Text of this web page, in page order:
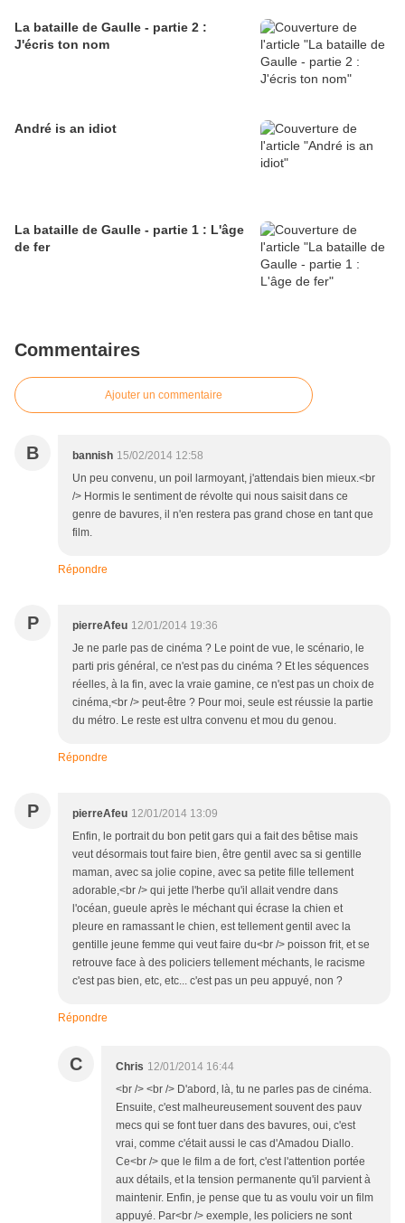
La bataille de Gaulle - partie 2 :
J'écris ton nom
André is an idiot
La bataille de Gaulle - partie 1 : L'âge
de fer
Commentaires
Ajouter un commentaire
B bannish 15/02/2014 12:58
Un peu convenu, un poil larmoyant, j'attendais bien mieux.<br
/> Hormis le sentiment de révolte qui nous saisit dans ce
genre de bavures, il n'en restera pas grand chose en tant que
film.
Répondre
P pierreAfeu 12/01/2014 19:36
Je ne parle pas de cinéma ? Le point de vue, le scénario, le
parti pris général, ce n'est pas du cinéma ? Et les séquences
réelles, à la fin, avec la vraie gamine, ce n'est pas un choix de
cinéma,<br /> peut-être ? Pour moi, seule est réussie la partie
du métro. Le reste est ultra convenu et mou du genou.
Répondre
P pierreAfeu 12/01/2014 13:09
Enfin, le portrait du bon petit gars qui a fait des bêtise mais
veut désormais tout faire bien, être gentil avec sa si gentille
maman, avec sa jolie copine, avec sa petite fille tellement
adorable,<br /> qui jette l'herbe qu'il allait vendre dans
l'océan, gueule après le méchant qui écrase la chien et
pleure en ramassant le chien, est tellement gentil avec la
gentille jeune femme qui veut faire du<br /> poisson frit, et se
retrouve face à des policiers tellement méchants, le racisme
c'est pas bien, etc, etc... c'est pas un peu appuyé, non ?
Répondre
C Chris 12/01/2014 16:44
<br /> <br /> D'abord, là, tu ne parles pas de cinéma.
Ensuite, c'est malheureusement souvent des pauv
mecs qui se font tuer dans des bavures, oui, c'est
vrai, comme c'était aussi le cas d'Amadou Diallo.
Ce<br /> que le film a de fort, c'est l'attention portée
aux détails, et la tension permanente qu'il parvient à
maintenir. Enfin, je pense que tu as voulu voir un film
appuyé. Par<br /> exemple, les policiers ne sont